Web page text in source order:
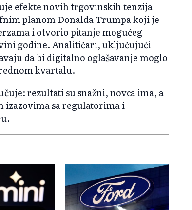
efekte novih trgovinskih tenzija
planom Donalda Trumpa koji je
i otvorio pitanje mogućeg
godine. Analitičari, uključujući
da bi digitalno oglašavanje moglo
kvartalu.
rezultati su snažni, novca ima, a
izazovima sa regulatorima i